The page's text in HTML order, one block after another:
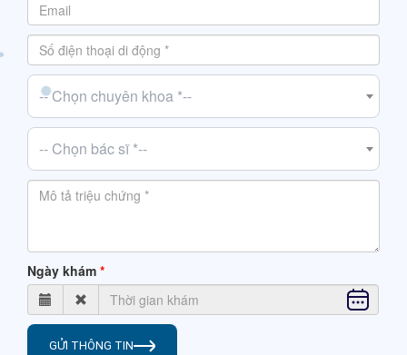
-- Chọn chuyên khoa *--
-- Chọn bác sĩ *--
Ngày khám
GỬI THÔNG TIN